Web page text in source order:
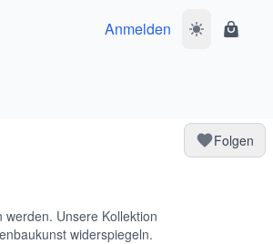
Anmelden
Folgen
Unsere Kollektion
widerspiegeln.